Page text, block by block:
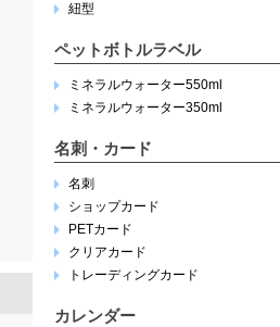
紐型
ペットボトルラベル
ミネラルウォーター550ml
ミネラルウォーター350ml
名刺・カード
名刺
ショップカード
PETカード
クリアカード
トレーディングカード
カレンダー